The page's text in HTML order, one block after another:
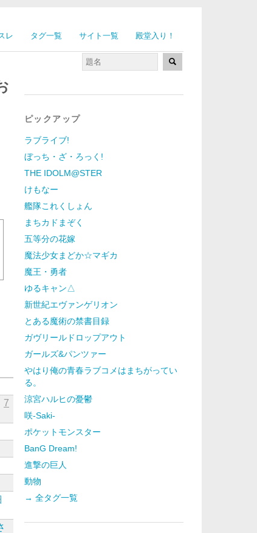
レ タグ一覧 サイト一覧 殿堂入り！
7
ピックアップ
ラブライブ!
ぼっち・ざ・ろっく!
THE IDOLM@STER
けもなー
艦隊これくしょん
まちカドまぞく
五等分の花嫁
魔法少女まどか☆マギカ
魔王・勇者
ゆるキャン△
新世紀エヴァンゲリオン
とある魔術の禁書目録
ガヴリールドロップアウト
ガールズ&パンツァー
やはり俺の青春ラブコメはまちがってい
る。
涼宮ハルヒの憂鬱
咲-Saki-
ポケットモンスター
BanG Dream!
進撃の巨人
動物
→ 全タグ一覧